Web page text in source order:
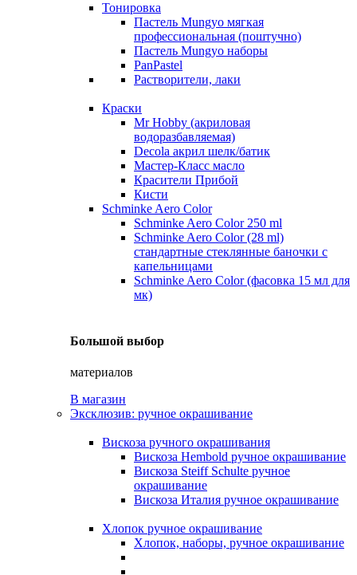
Тонировка
Пастель Mungyo мягкая
профессиональная (поштучно)
Пастель Mungyo наборы
PanPastel
Растворители, лаки
Краски
Mr Hobby (акриловая
водоразбавляемая)
Decola акрил шелк/батик
Мастер-Класс масло
Красители Прибой
Кисти
Schminke Aero Color
Schminke Aero Color 250 ml
Schminke Aero Color (28 ml)
стандартные стеклянные баночки с
капельницами
Schminke Aero Color (фасовка 15 мл для
мк)
Большой выбор
материалов
В магазин
Эксклюзив: ручное окрашивание
Вискоза ручного окрашивания
Вискоза Hembold ручное окрашивание
Вискоза Steiff Schulte ручное
окрашивание
Вискоза Италия ручное окрашивание
Хлопок ручное окрашивание
Хлопок, наборы, ручное окрашивание